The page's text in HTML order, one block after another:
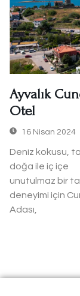
Ayvalık
Otel
16 Nisan 2024
Deniz kokusu,
doğa ile iç içe
unutulmaz bir
deneyimi için
Adası,